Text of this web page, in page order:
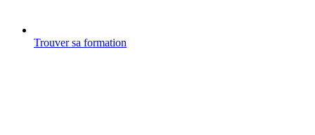
Trouver sa formation